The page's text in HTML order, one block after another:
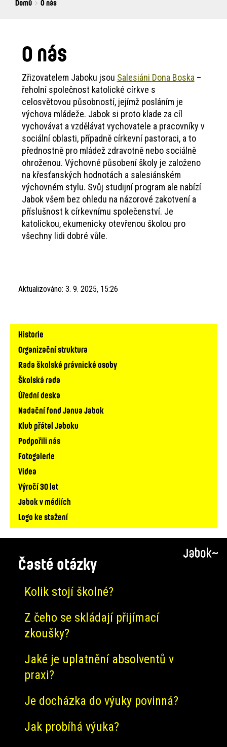
Breadcrumbs
You
Domů O nás
O nás
Zřizovatelem Jaboku jsou Salesiáni Dona Boska –
řeholní společnost katolické církve s
celosvětovou působností, jejímž posláním je
výchova mládeže. Jabok si proto klade za cíl
vychovávat a vzdělávat vychovatele a pracovníky v
sociální oblasti, případně církevní pastoraci, a to
přednostně pro mládež zdravotně nebo sociálně
ohroženou. Výchovné působení školy je založeno
na křesťanských hodnotách a salesiánském
výchovném stylu. Svůj studijní program ale nabízí
Jabok všem bez ohledu na názorové zakotvení a
příslušnost k církevnímu společenství. Je
katolickou, ekumenicky otevřenou školou pro
všechny lidi dobré vůle.
Aktualizováno: 3. 9. 2025, 15:26
Hlavní
navigace
Historie
Organizační struktura
Rada školské právnické osoby
Školská rada
Úřední deska
Nadační fond Janua Jabok
Klub přátel Jaboku
Podpořili nás
Fotogalerie
Videa
Výročí 30 let
Jabok v médiích
Logo ke stažení
Časté otázky
Kolik stojí školné?
Z čeho se skládají přijímací
zkoušky?
Jaké je uplatnění absolventů v
praxi?
Je docházka do výuky povinná?
Jak probíhá výuka?